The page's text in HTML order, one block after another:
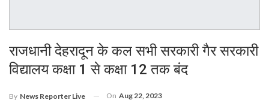
राजधानी देहरादून के कल सभी सरकारी गैर सरकारी
विद्यालय कक्षा 1 से कक्षा 12 तक बंद
By News Reporter Live On Aug 22, 2023